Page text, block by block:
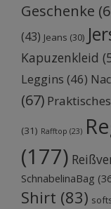
Geschenke
(43) Jeans (30)
Kapuzenkleid
Leggins (46)
(67) Praktisches
(31) Rafftop (23)
(177)
SchnabelinaBag
Shirt (83)